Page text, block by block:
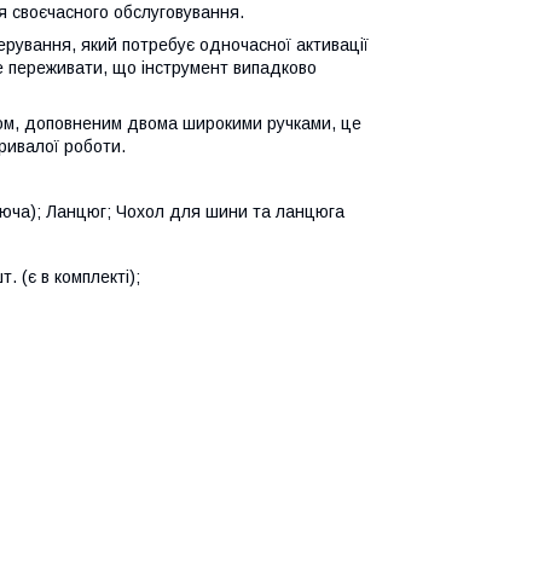
своєчасного обслуговування.
який потребує одночасної активації
переживати, що інструмент випадково
доповненим двома широкими ручками, це
роботи.
Ланцюг; Чохол для шини та ланцюга
(є в комплекті);